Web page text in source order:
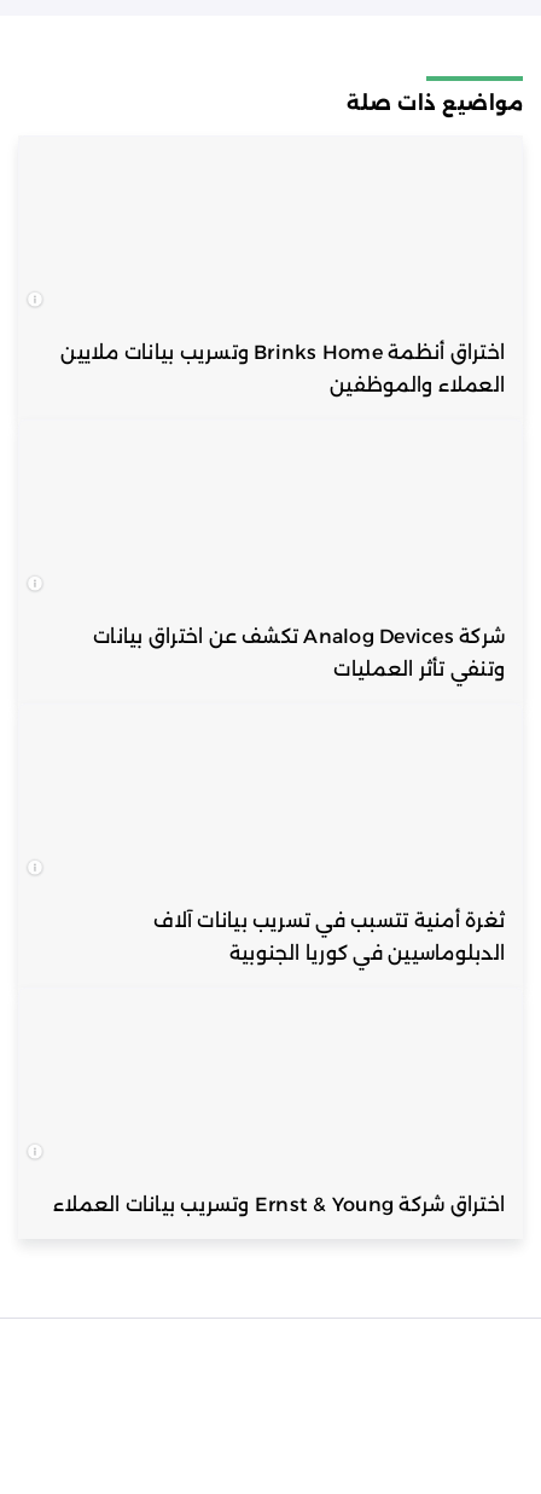
مواضيع ذات صلة
اختراق أنظمة Brinks Home وتسريب بيانات ملايين
العملاء والموظفين
شركة Analog Devices تكشف عن اختراق بيانات
وتنفي تأثر العمليات
ثغرة أمنية تتسبب في تسريب بيانات آلاف
الدبلوماسيين في كوريا الجنوبية
اختراق شركة Ernst & Young وتسريب بيانات العملاء